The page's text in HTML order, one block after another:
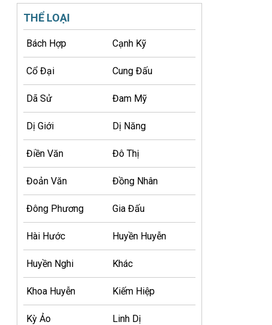
THỂ LOẠI
Bách Hợp Cạnh Kỹ
Cổ Đại Cung Đấu
Dã Sử Đam Mỹ
Dị Giới Dị Năng
Điền Văn Đô Thị
Đoản Văn Đồng Nhân
Đông Phương Gia Đấu
Hài Hước Huyền Huyễn
Huyền Nghi Khác
Khoa Huyễn Kiếm Hiệp
Kỳ Ảo Linh Dị